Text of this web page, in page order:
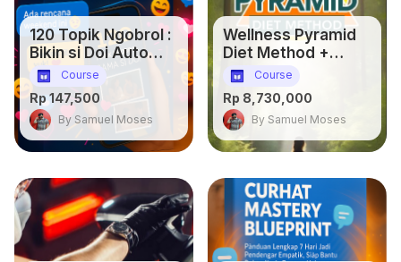
120 Topik Ngobrol :
Bikin si Doi Auto
Baper dalam
Pandangan
Pertama
Course
Rp 147,500
By Samuel Moses
Wellness Pyramid
Diet Method +
Program VIP30: 30
Days Fatloss
Transformations
Course
Rp 8,730,000
By Samuel Moses